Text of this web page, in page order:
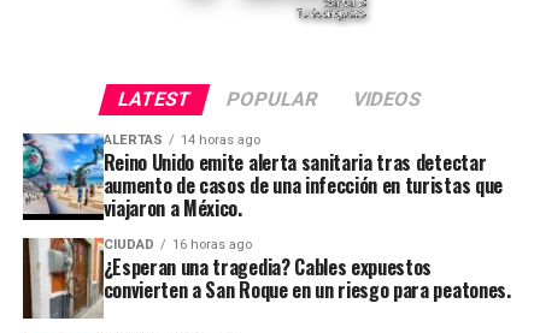
LATEST POPULAR VIDEOS
ALERTAS 14 horas ago
Reino Unido emite alerta sanitaria tras detectar
aumento de casos de una infección en turistas que
viajaron a México.
CIUDAD 16 horas ago
¿Esperan una tragedia? Cables expuestos
convierten a San Roque en un riesgo para peatones.